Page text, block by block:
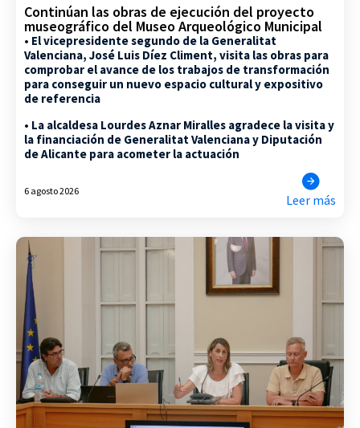
Continúan las obras de ejecución del proyecto
museográfico del Museo Arqueológico Municipal
• El vicepresidente segundo de la Generalitat
Valenciana, José Luis Díez Climent, visita las obras para
comprobar el avance de los trabajos de transformación
para conseguir un nuevo espacio cultural y expositivo
de referencia
• La alcaldesa Lourdes Aznar Miralles agradece la visita y
la financiación de Generalitat Valenciana y Diputación
de Alicante para acometer la actuación
6 agosto 2026
Leer más